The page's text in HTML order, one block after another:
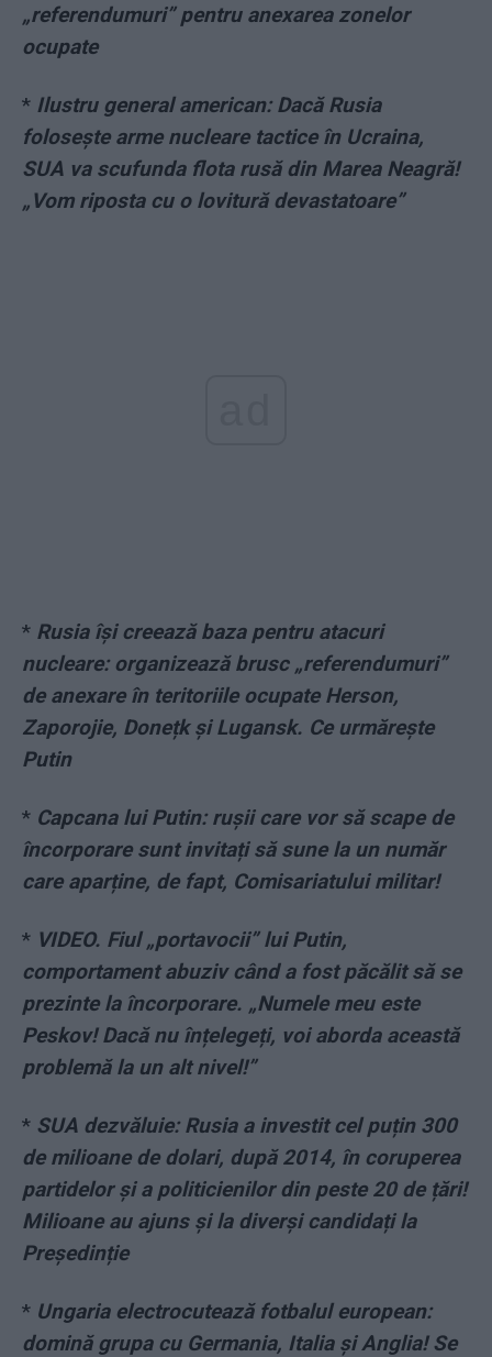
„referendumuri” pentru anexarea zonelor
ocupate
* Ilustru general american: Dacă Rusia
folosește arme nucleare tactice în Ucraina,
SUA va scufunda flota rusă din Marea Neagră!
„Vom riposta cu o lovitură devastatoare”
* Rusia își creează baza pentru atacuri
nucleare: organizează brusc „referendumuri”
de anexare în teritoriile ocupate Herson,
Zaporojie, Donețk și Lugansk. Ce urmărește
Putin
* Capcana lui Putin: rușii care vor să scape de
încorporare sunt invitați să sune la un număr
care aparține, de fapt, Comisariatului militar!
* VIDEO. Fiul „portavocii” lui Putin,
comportament abuziv când a fost păcălit să se
prezinte la încorporare. „Numele meu este
Peskov! Dacă nu înțelegeți, voi aborda această
problemă la un alt nivel!”
* SUA dezvăluie: Rusia a investit cel puțin 300
de milioane de dolari, după 2014, în coruperea
partidelor și a politicienilor din peste 20 de țări!
Milioane au ajuns și la diverși candidați la
Președinție
* Ungaria electrocutează fotbalul european:
domină grupa cu Germania, Italia și Anglia! Se